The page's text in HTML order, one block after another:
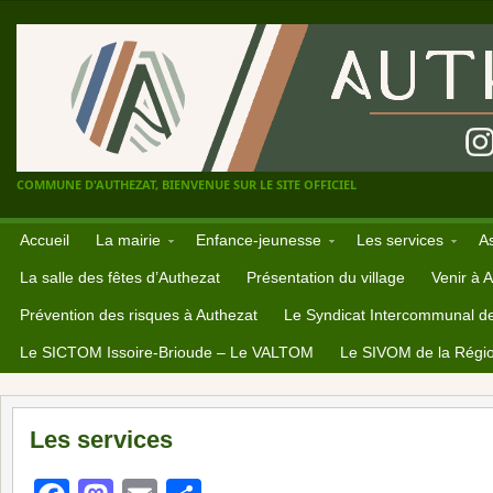
COMMUNE D'AUTHEZAT, BIENVENUE SUR LE SITE OFFICIEL
Accueil La mairie Enfance-jeunesse Les services
La salle des fêtes d’Authezat Présentation du village Venir à
Prévention des risques à Authezat Le Syndicat Intercommunal
Le SICTOM Issoire-Brioude – Le VALTOM Le SIVOM de la
Les services